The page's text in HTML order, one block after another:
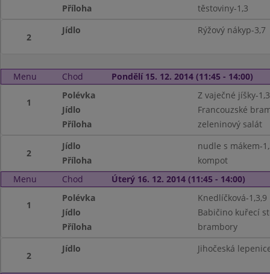
Příloha
těstoviny-1,3
2
Jídlo Rýžový nákyp-3,7
Menu Chod Pondělí 15. 12. 2014 (11:45 - 14:00)
1
Polévka
Z vaječné jíšky-1,3
Jídlo
Francouzské
Příloha
zeleninový salát
2
Jídlo
nudle s mákem-
Příloha
kompot
Menu
Chod Úterý 16. 12. 2014 (11:45 - 14:00)
1
Polévka
Knedlíčková-1,3,9
Jídlo
Babičino kuřecí
Příloha
brambory
2
Jídlo Jihočeská